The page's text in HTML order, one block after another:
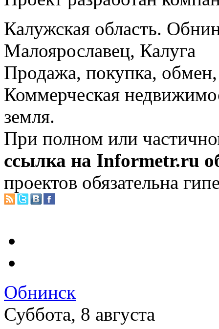
Калужская область.
Малоярославец, Калуга
Продажа, покупка, обмен,
Коммерческая
земля.
При полном или
ссылка на Informetr.ru
проектов обязательна
Обнинск
Суббота, 8 августа